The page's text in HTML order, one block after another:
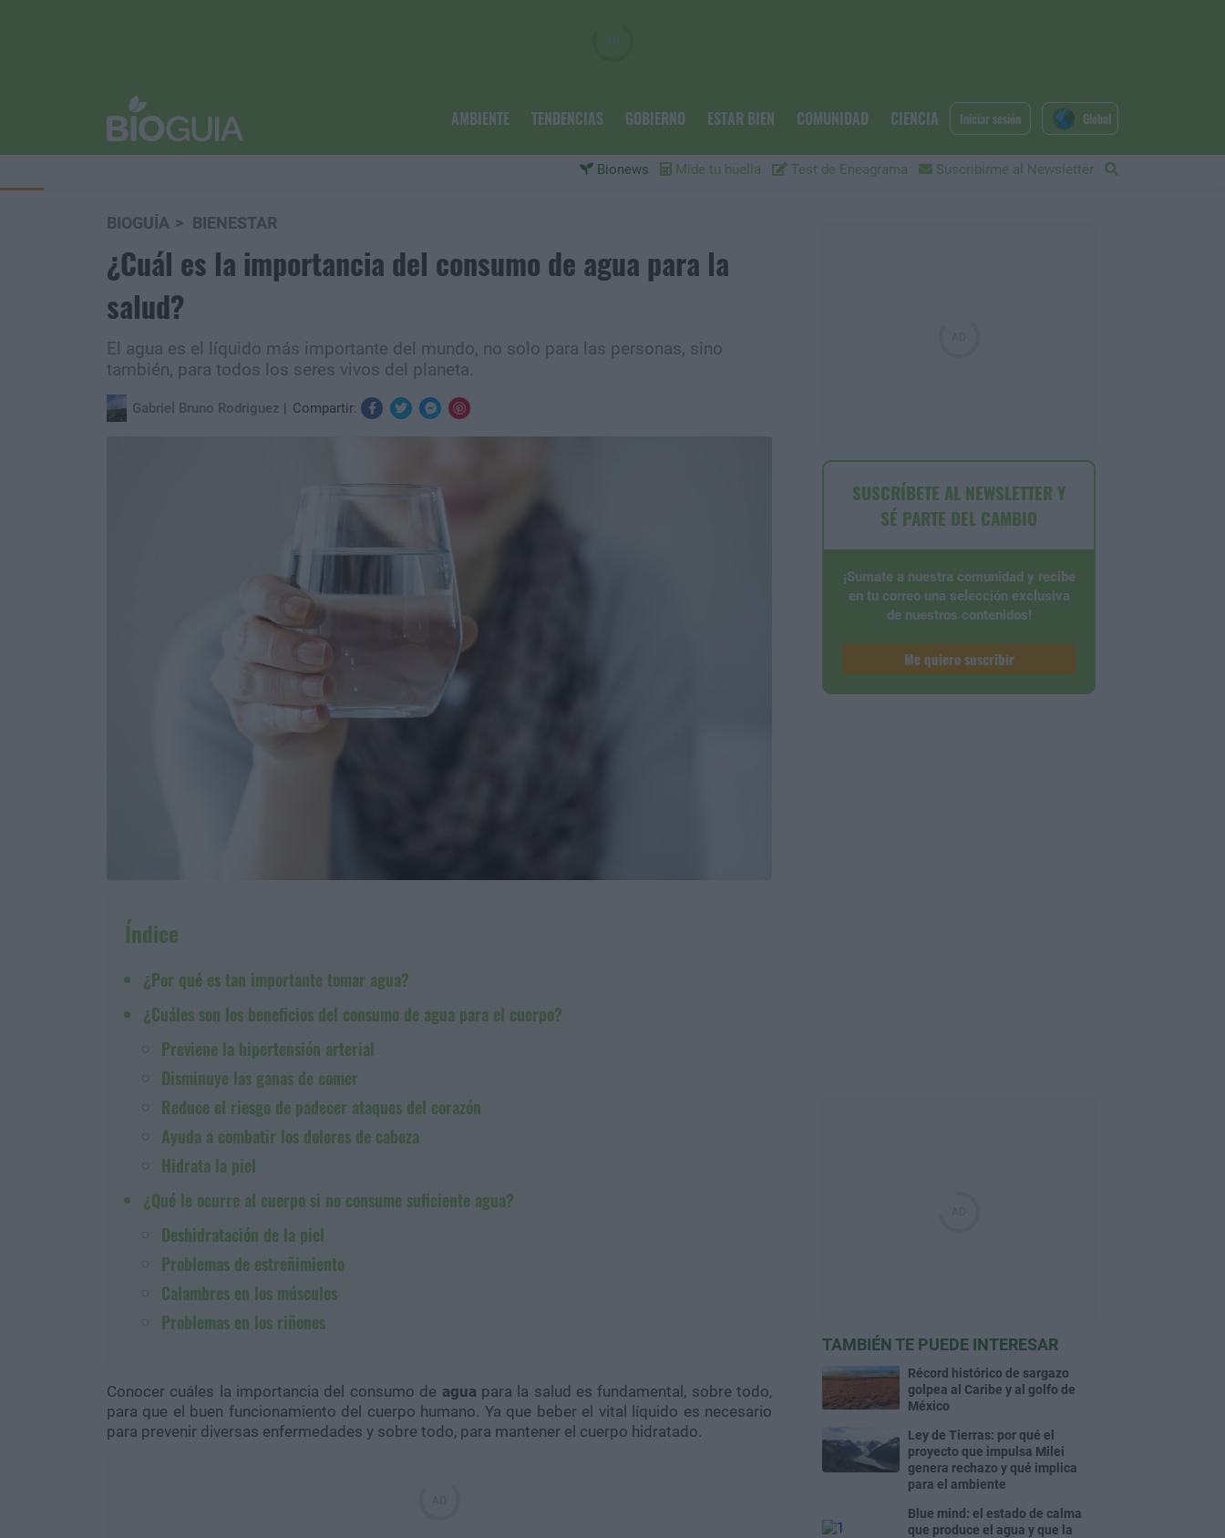
AMBIENTE TENDENCIAS GOBIERNO ESTAR BIEN COMUNIDAD CIENCIA
Bionews Mide tu huella Test de Eneagrama Suscribirme al Newsletter
Iniciar sesión Global
BIOGUÍA BIENESTAR
¿Cuál es la importancia del consumo de agua para la
salud?
El agua es el líquido más importante del mundo, no solo para las personas, sino
también, para todos los seres vivos del planeta.
Gabriel Bruno Rodriguez Compartir:
Índice
¿Por qué es tan importante tomar agua?
¿Cuáles son los beneficios del consumo de agua para el cuerpo?
Previene la hipertensión arterial
Disminuye las ganas de comer
Reduce el riesgo de padecer ataques del corazón
Ayuda a combatir los dolores de cabeza
Hidrata la piel
¿Qué le ocurre al cuerpo si no consume suficiente agua?
Deshidratación de la piel
Problemas de estreñimiento
Calambres en los músculos
Problemas en los riñones
Conocer cuáles la importancia del consumo de agua para la salud es fundamental, sobre todo,
para que el buen funcionamiento del cuerpo humano. Ya que beber el vital líquido es necesario
para prevenir diversas enfermedades y sobre todo, para mantener el cuerpo hidratado.
SUSCRÍBETE AL NEWSLETTER Y
SÉ PARTE DEL CAMBIO
¡Sumate a nuestra comunidad y recibe
en tu correo una selección exclusiva
de nuestros contenidos!
Me quiero suscribir
TAMBIÉN TE PUEDE INTERESAR
Récord histórico de sargazo
golpea al Caribe y al golfo de
México
Ley de Tierras: por qué el
proyecto que impulsa Milei
genera rechazo y qué implica
para el ambiente
Blue mind: el estado de calma
que produce el agua y que la